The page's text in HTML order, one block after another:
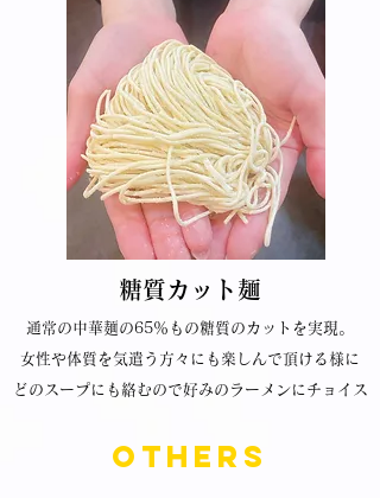
​OTHERS
糖質カット麺
通常の中華麺の65％もの糖質のカットを実現。
女性や体質を気遣う方々にも楽しんで頂ける様に
どのスープにも絡むので好みのラーメンにチョイス